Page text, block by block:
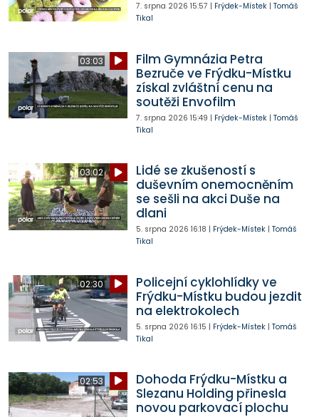
7. srpna 2026 15:57 | Frýdek-Místek| Tomáš
Tikal
03:03
Film Gymnázia Petra
Bezruče ve Frýdku-Místku
získal zvláštní cenu na
soutěži Envofilm
7. srpna 2026 15:49 | Frýdek-Místek| Tomáš
Tikal
03:02
Lidé se zkušeností s
duševním onemocněním
se sešli na akci Duše na
dlani
5. srpna 2026 16:18 | Frýdek-Místek| Tomáš
Tikal
02:30
Policejní cyklohlídky ve
Frýdku-Místku budou jezdit
na elektrokolech
5. srpna 2026 16:15 | Frýdek-Místek| Tomáš
Tikal
02:53
Dohoda Frýdku-Místku a
Slezanu Holding přinesla
novou parkovací plochu